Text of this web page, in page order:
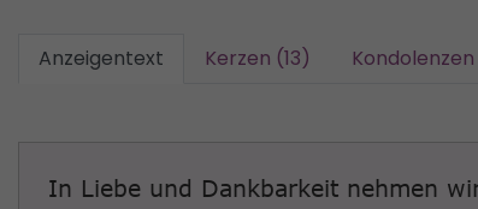
Anzeigentext Kerzen (13)
In Liebe und Dankbarkeit nehmen